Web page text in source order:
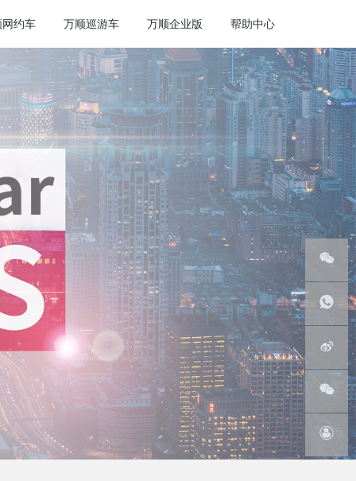
约车 万顺巡游车 万顺企业版 帮助中心
微信服
务号
客服热
线
腾讯微
博
微信订